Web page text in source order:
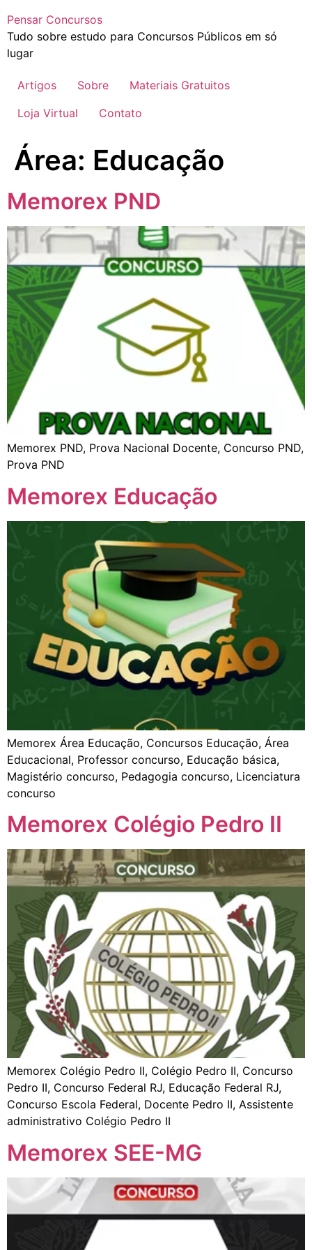
Pensar Concursos
Tudo sobre estudo para Concursos Públicos em só
lugar
Artigos Sobre
Materiais Gratuitos
Loja Virtual
Contato
Área: Educação
Memorex PND
Memorex PND, Prova Nacional Docente, Concurso PND,
Prova PND
Memorex Educação
Memorex Área Educação, Concursos Educação, Área
Educacional, Professor concurso, Educação básica,
Magistério concurso, Pedagogia concurso, Licenciatura
concurso
Memorex Colégio Pedro II
Memorex Colégio Pedro II, Colégio Pedro II, Concurso
Pedro II, Concurso Federal RJ, Educação Federal RJ,
Concurso Escola Federal, Docente Pedro II, Assistente
administrativo Colégio Pedro II
Memorex SEE-MG